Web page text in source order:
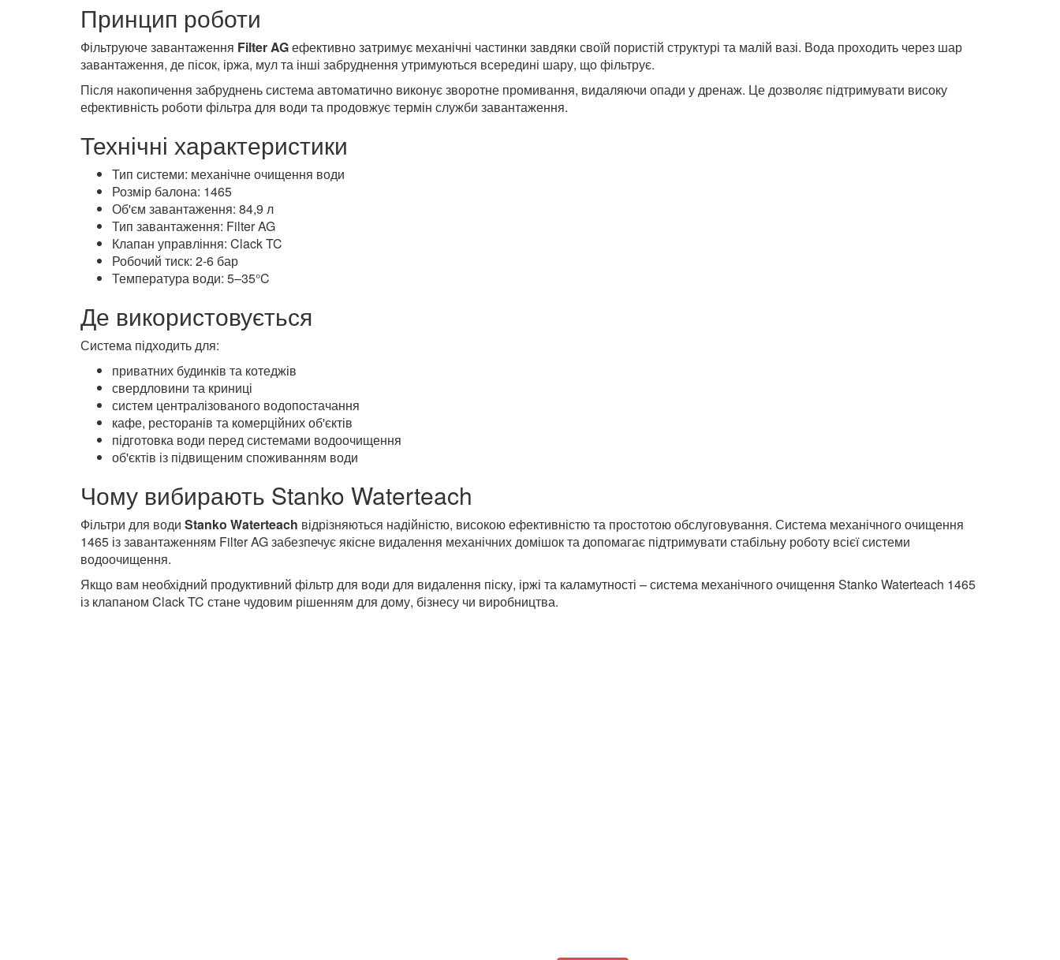
Принцип роботи
Фільтруюче завантаження Filter AGефективно затримує механічні частинки завдяки своїй пористій структурі та малій вазі. Вода проходить через шар
завантаження, де пісок, іржа, мул та інші забруднення утримуються всередині шару, що фільтрує.
Після накопичення забруднень система автоматично виконує зворотне промивання, видаляючи опади у дренаж. Це дозволяє підтримувати високу
ефективність роботи фільтра для води та продовжує термін служби завантаження.
Технічні характеристики
Тип системи: механічне очищення води
Розмір балона: 1465
Об'єм завантаження: 84,9 л
Тип завантаження: Filter AG
Клапан управління: Clack TC
Робочий тиск: 2-6 бар
Температура води: 5–35°C
Де використовується
Система підходить для:
приватних будинків та котеджів
свердловини та криниці
систем централізованого водопостачання
кафе, ресторанів та комерційних об'єктів
підготовка води перед системами водоочищення
об'єктів із підвищеним споживанням води
Чому вибирають Stanko Waterteach
Фільтри для води Stanko Waterteach відрізняються надійністю, високою ефективністю та простотою обслуговування. Система механічного очищення
1465 із завантаженням Filter AG забезпечує якісне видалення механічних домішок та допомагає підтримувати стабільну роботу всієї системи
водоочищення.
Якщо вам необхідний продуктивний фільтр для води для видалення піску, іржі та каламутності – система механічного очищення Stanko Waterteach 1465
із клапаном Clack TC стане чудовим рішенням для дому, бізнесу чи виробництва.